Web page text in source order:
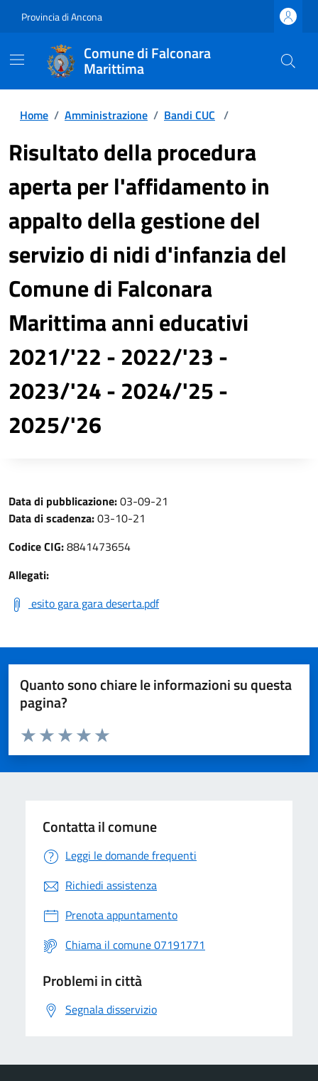
Provincia di Ancona
Comune di Falconara
Marittima
Home / Amministrazione / Bandi CUC /
Risultato della procedura
aperta per l'affidamento in
appalto della gestione del
servizio di nidi d'infanzia del
Comune di Falconara
Marittima anni educativi
2021/'22 - 2022/'23 -
2023/'24 - 2024/'25 -
2025/'26
Data di pubblicazione:03-09-21
Data di scadenza:03-10-21
Codice CIG:8841473654
Allegati:
esito gara gara deserta.pdf
Quanto sono chiare le informazioni su questa
pagina?
Valuta da 1 a 5 stelle la pagina
Valuta 5 stelle su 5
Valuta 4 stelle su 5
Valuta 3 stelle su 5
Valuta 2 stelle su 5
Valuta 1 stelle su 5
Contatta il comune
Leggi le domande frequenti
Richiedi assistenza
Prenota appuntamento
Chiama il comune 07191771
Problemi in città
Segnala disservizio